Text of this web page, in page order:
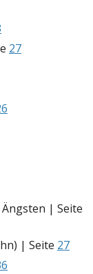
27
| Seite
| Seite 27